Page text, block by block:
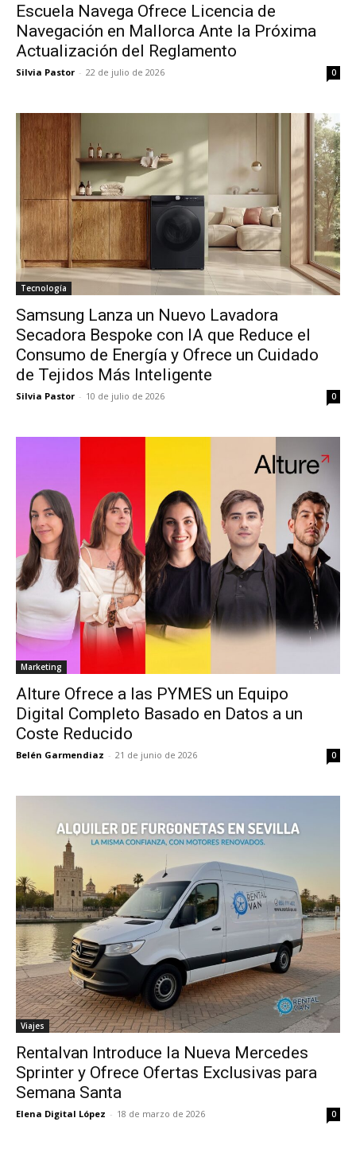
Escuela Navega Ofrece Licencia de
Navegación en Mallorca Ante la Próxima
Actualización del Reglamento
Silvia Pastor - 22 de julio de 2026 0
Tecnología
Samsung Lanza un Nuevo Lavadora
Secadora Bespoke con IA que Reduce el
Consumo de Energía y Ofrece un Cuidado
de Tejidos Más Inteligente
Silvia Pastor - 10 de julio de 2026 0
Marketing
Alture Ofrece a las PYMES un Equipo
Digital Completo Basado en Datos a un
Coste Reducido
Belén Garmendiaz - 21 de junio de 2026 0
Viajes
Rentalvan Introduce la Nueva Mercedes
Sprinter y Ofrece Ofertas Exclusivas para
Semana Santa
Elena Digital López - 18 de marzo de 2026 0